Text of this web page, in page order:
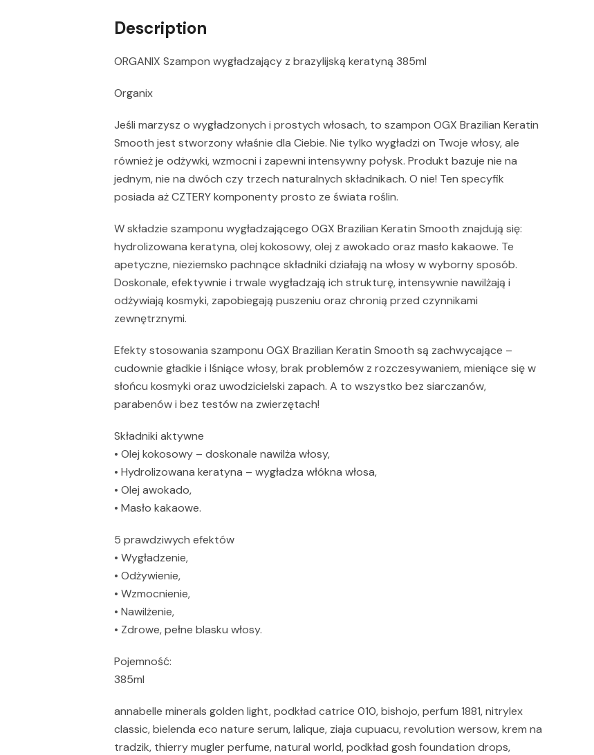
Description
ORGANIX Szampon wygładzający z brazylijską keratyną 385ml
Organix
Jeśli marzysz o wygładzonych i prostych włosach, to szampon OGX Brazilian Keratin
Smooth jest stworzony właśnie dla Ciebie. Nie tylko wygładzi on Twoje włosy, ale
również je odżywki, wzmocni i zapewni intensywny połysk. Produkt bazuje nie na
jednym, nie na dwóch czy trzech naturalnych składnikach. O nie! Ten specyfik
posiada aż CZTERY komponenty prosto ze świata roślin.
W składzie szamponu wygładzającego OGX Brazilian Keratin Smooth znajdują się:
hydrolizowana keratyna, olej kokosowy, olej z awokado oraz masło kakaowe. Te
apetyczne, nieziemsko pachnące składniki działają na włosy w wyborny sposób.
Doskonale, efektywnie i trwale wygładzają ich strukturę, intensywnie nawilżają i
odżywiają kosmyki, zapobiegają puszeniu oraz chronią przed czynnikami
zewnętrznymi.
Efekty stosowania szamponu OGX Brazilian Keratin Smooth są zachwycające –
cudownie gładkie i lśniące włosy, brak problemów z rozczesywaniem, mieniące się w
słońcu kosmyki oraz uwodzicielski zapach. A to wszystko bez siarczanów,
parabenów i bez testów na zwierzętach!
Składniki aktywne
• Olej kokosowy – doskonale nawilża włosy,
• Hydrolizowana keratyna – wygładza włókna włosa,
• Olej awokado,
• Masło kakaowe.
5 prawdziwych efektów
• Wygładzenie,
• Odżywienie,
• Wzmocnienie,
• Nawilżenie,
• Zdrowe, pełne blasku włosy.
Pojemność:
385ml
annabelle minerals golden light, podkład catrice 010, bishojo, perfum 1881, nitrylex
classic, bielenda eco nature serum, lalique, ziaja cupuacu, revolution wersow, krem na
tradzik, thierry mugler perfume, natural world, podkład gosh foundation drops,